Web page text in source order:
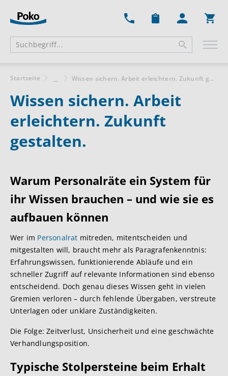
Startseite ... Wissen sichern. Arbeit erleichtern. Zukunft gestalten.
Wissen sichern. Arbeit
erleichtern. Zukunft
gestalten.
Warum Personalräte ein System für
ihr Wissen brauchen – und wie sie es
aufbauen können
Wer im Personalrat mitreden, mitentscheiden und
mitgestalten will, braucht mehr als Paragrafenkenntnis:
Erfahrungswissen, funktionierende Abläufe und ein
schneller Zugriff auf relevante Informationen sind ebenso
entscheidend. Doch genau dieses Wissen geht in vielen
Gremien verloren – durch fehlende Übergaben, verstreute
Unterlagen oder unklare Zuständigkeiten.
Die Folge: Zeitverlust, Unsicherheit und eine geschwächte
Verhandlungsposition.
Typische Stolpersteine beim Erhalt